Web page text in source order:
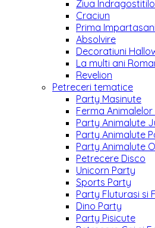
Ziua
Craciun
Prima
Absolvire
Decoratiuni
La multi ani
Revelion
Petreceri tematice
Party Masinute
Ferma
Party Animalute
Party Animalute
Party Animalute
Petrecere Disco
Unicorn Party
Sports Party
Party Fluturasi si
Dino Party
Party Pisicute